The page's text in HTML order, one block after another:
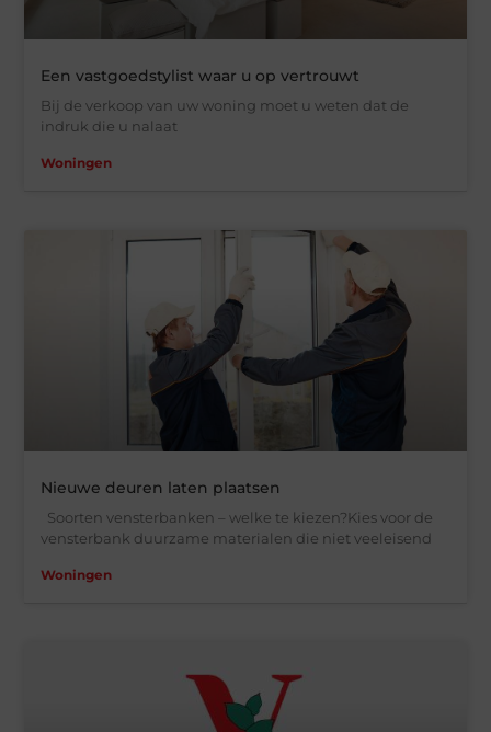
Een vastgoedstylist waar u op vertrouwt
Bij de verkoop van uw woning moet u weten dat de
indruk die u nalaat
Woningen
Nieuwe deuren laten plaatsen
Soorten vensterbanken – welke te kiezen?Kies voor de
vensterbank duurzame materialen die niet veeleisend
Woningen